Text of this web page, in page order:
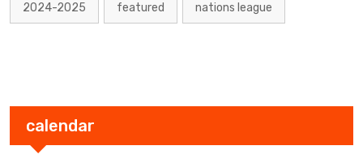
2024-2025 featured nations league
calendar